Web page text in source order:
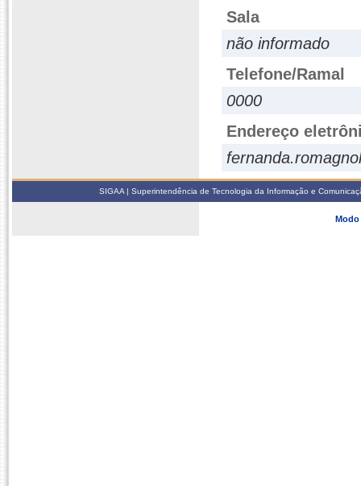
Sala
não informado
Telefone/Ramal
0000
Endereço
SIGAA | Superintendência de Tecnologia da Informação e
Modo